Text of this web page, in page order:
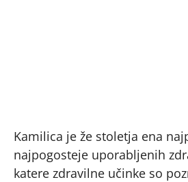
Kamilica je že stoletja ena
najpogosteje uporabljenih
katere zdravilne učinke so